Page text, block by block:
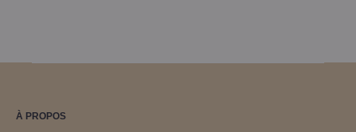
280,00€.140,00€.
À PROPOS